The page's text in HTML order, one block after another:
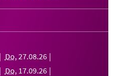
Do, 27.08.26
Do, 17.09.26